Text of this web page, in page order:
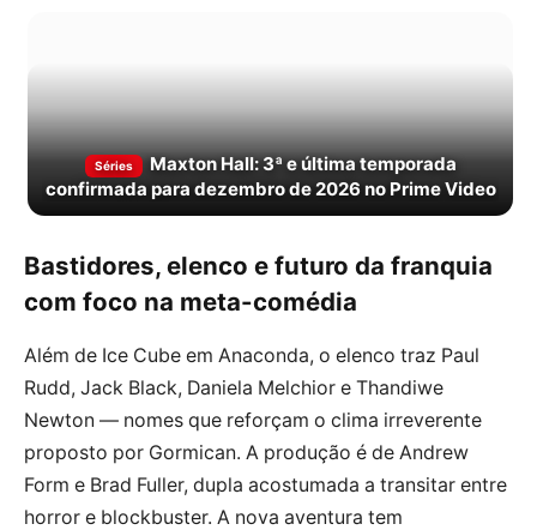
Séries
Maxton Hall: 3ª e última temporada
confirmada para dezembro de 2026 no Prime Video
Bastidores, elenco e futuro da franquia
com foco na meta-comédia
Além de Ice Cube em Anaconda, o elenco traz Paul
Rudd, Jack Black, Daniela Melchior e Thandiwe
Newton — nomes que reforçam o clima irreverente
proposto por Gormican. A produção é de Andrew
Form e Brad Fuller, dupla acostumada a transitar entre
horror e blockbuster. A nova aventura tem